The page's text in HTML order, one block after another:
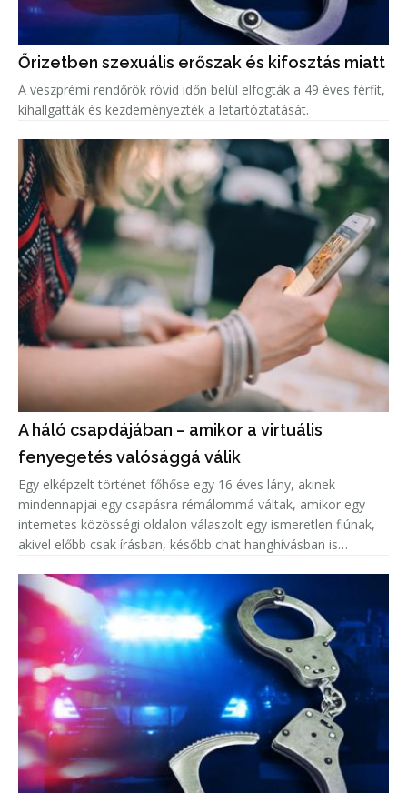
Őrizetben szexuális erőszak és kifosztás miatt
A veszprémi rendőrök rövid időn belül elfogták a 49 éves férfit,
kihallgatták és kezdeményezték a letartóztatását.
A háló csapdájában – amikor a virtuális
fenyegetés valósággá válik
Egy elképzelt történet főhőse egy 16 éves lány, akinek
mindennapjai egy csapásra rémálommá váltak, amikor egy
internetes közösségi oldalon válaszolt egy ismeretlen fiúnak,
akivel előbb csak írásban, később chat hanghívásban is